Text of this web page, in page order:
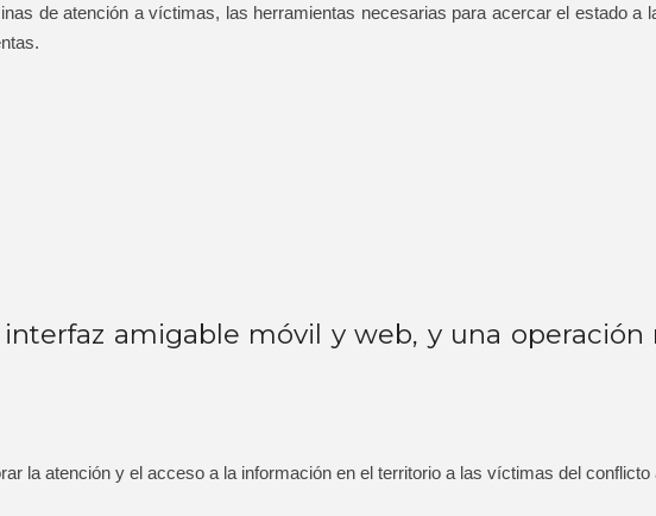
de atención a víctimas, las herramientas necesarias para acercar el estado a
amigable móvil y web, y una
la atención y el acceso a la información en el territorio a las víctimas del conflicto